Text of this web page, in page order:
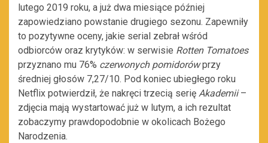
lutego 2019 roku, a już dwa miesiące później
zapowiedziano powstanie drugiego sezonu. Zapewniły
to pozytywne oceny, jakie serial zebrał wśród
odbiorców oraz krytyków: w serwisie Rotten Tomatoes
przyznano mu 76% czerwonych pomidorówprzy
średniej głosów 7,27/10. Pod koniec ubiegłego roku
Netflix potwierdził, że nakręci trzecią serię Akademii–
zdjęcia mają wystartować już w lutym, a ich rezultat
zobaczymy prawdopodobnie w okolicach Bożego
Narodzenia.